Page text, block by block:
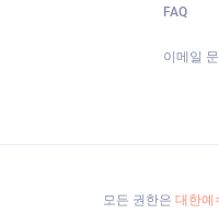
FAQ
이메일 문
모든 권한은 대한예